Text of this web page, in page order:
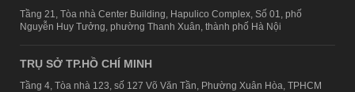
Tầng 21, Tòa nhà Center Building, Hapulico Complex, Số 01, phố
Nguyễn Huy Tưởng, phường Thanh Xuân, thành phố Hà Nội
TRỤ SỞ TP.HỒ CHÍ MINH
Tầng 4, Tòa nhà 123, số 127 Võ Văn Tần, Phường Xuân Hòa, TPHCM